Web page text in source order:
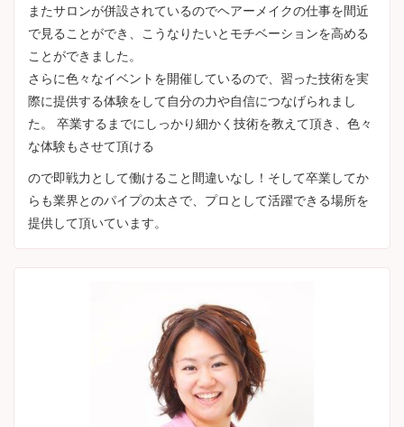
またサロンが併設されているのでヘアーメイクの仕事を間近
で見ることができ、こうなりたいとモチベーションを高める
ことができました。
さらに色々なイベントを開催しているので、習った技術を実
際に提供する体験をして自分の力や自信につなげられまし
た。 卒業するまでにしっかり細かく技術を教えて頂き、色々
な体験もさせて頂ける
ので即戦力として働けること間違いなし！そして卒業してか
らも業界とのパイプの太さで、プロとして活躍できる場所を
提供して頂いています。